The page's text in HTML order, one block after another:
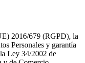
2016/679 (RGPD), la
Personales y garantía
Ley 34/2002 de